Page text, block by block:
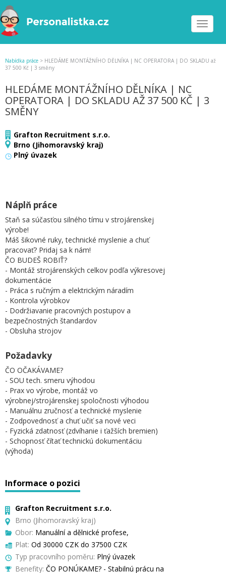
Toggle
Nabídka práce > HLEDÁME MONTÁŽNÍHO DĚLNÍKA | NC OPERATORA | DO SKLADU až
37 500 Kč | 3 směny
HLEDÁME MONTÁŽNÍHO DĚLNÍKA | NC
OPERATORA | DO SKLADU AŽ 37 500 KČ | 3
SMĚNY
Grafton Recruitment s.r.o.
Brno (Jihomoravský kraj)
Plný úvazek
Náplň práce
Staň sa súčasťou silného tímu v strojárenskej
výrobe!
Máš šikovné ruky, technické myslenie a chuť
pracovať? Pridaj sa k nám!
ČO BUDEŠ ROBIŤ?
- Montáž strojárenských celkov podľa výkresovej
dokumentácie
- Práca s ručným a elektrickým náradím
- Kontrola výrobkov
- Dodržiavanie pracovných postupov a
bezpečnostných štandardov
- Obsluha strojov
Požadavky
ČO OČAKÁVAME?
- SOU tech. smeru výhodou
- Prax vo výrobe, montáž vo
výrobnej/strojárenskej spoločnosti výhodou
- Manuálnu zručnosť a technické myslenie
- Zodpovednosť a chuť učiť sa nové veci
- Fyzická zdatnosť (zdvíhanie i ťažších bremien)
- Schopnosť čítať technickú dokumentáciu
(výhoda)
Informace o pozici
Grafton Recruitment s.r.o.
Brno (Jihomoravský kraj)
Obor: Manuální a dělnické profese,
Plat: Od 30000 CZK do 37500 CZK
Typ pracovního poměru: Plný úvazek
Benefity: ČO PONÚKAME? - Stabilnú prácu na